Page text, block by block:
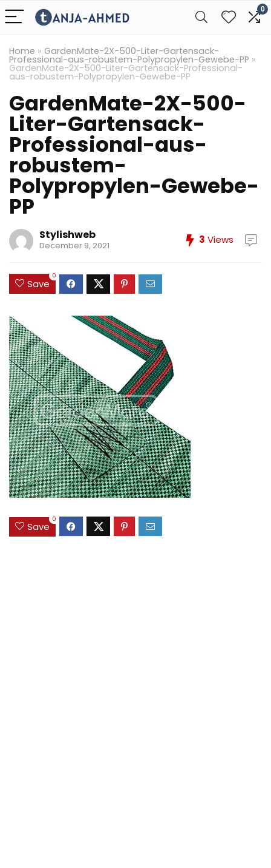
0
Home » GardenMate-2X-500-Liter-Gartensack-
Professional-aus-robustem-Polypropylen-Gewebe-PP »
GardenMate-2X-500-Liter-Gartensack-Professional-
aus-robustem-Polypropylen-Gewebe-PP
GardenMate-2X-500-
Liter-Gartensack-
Professional-aus-
robustem-
Polypropylen-Gewebe-
PP
Stylishweb
December 9, 2021 3 Views
Save
0
Save
0